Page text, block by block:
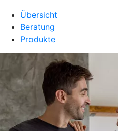
Übersicht
Beratung
Produkte